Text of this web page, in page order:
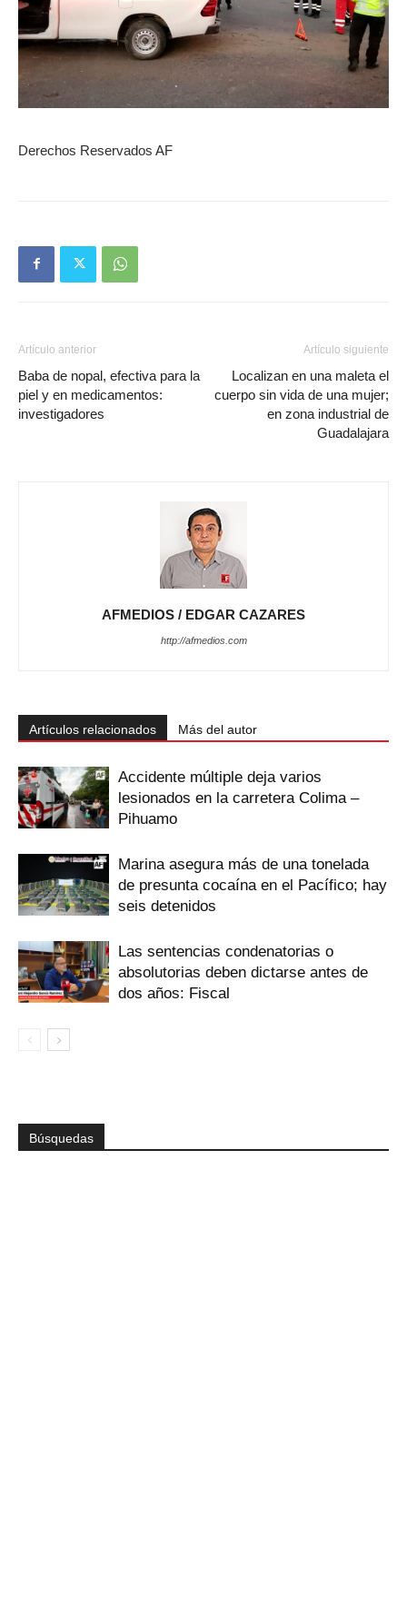
Derechos Reservados AF
Artículo anterior
Baba de nopal, efectiva para la
piel y en medicamentos:
investigadores
Artículo siguiente
Localizan en una maleta el
cuerpo sin vida de una mujer;
en zona industrial de
Guadalajara
AFMEDIOS / EDGAR CAZARES
http://afmedios.com
Artículos relacionados Más del autor
Accidente múltiple deja varios
lesionados en la carretera Colima –
Pihuamo
Marina asegura más de una tonelada
de presunta cocaína en el Pacífico; hay
seis detenidos
Las sentencias condenatorias o
absolutorias deben dictarse antes de
dos años: Fiscal
Búsquedas